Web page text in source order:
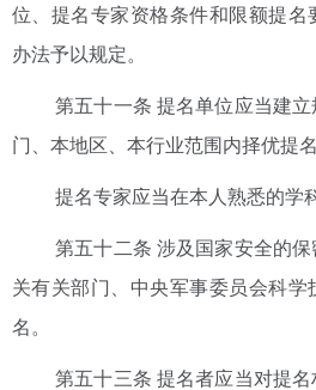
位、提名专家资格条件和限额提名
办法予以规定。
第五十一条 提名单位应当建
门、本地区、本行业范围内择优提名
提名专家应当在本人熟悉的学
第五十二条 涉及国家安全的
关有关部门、中央军事委员会科学
名。
第五十三条 提名者应当对提